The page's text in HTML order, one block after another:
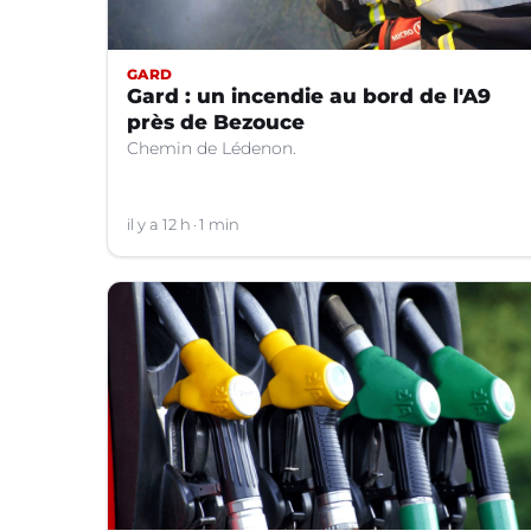
GARD
Gard : un incendie au bord de l'A9
près de Bezouce
Chemin de Lédenon.
il y a 12 h 1 min